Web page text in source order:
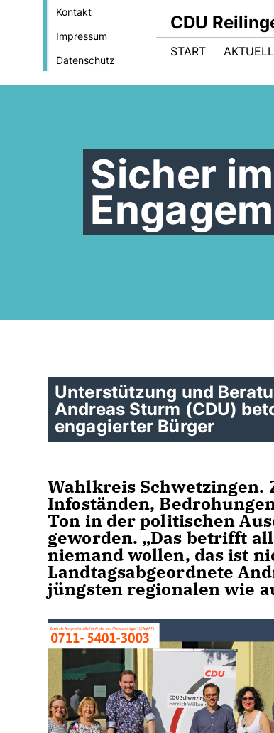
Kontakt
Impressum
Datenschutz
CDU
START
Sicher
Unterstützung und
Andreas Sturm (CDU)
engagierter Bürger
Wahlkreis Schwetzingen.
Infoständen,
Ton in der politischen
geworden. „Das betrifft
niemand wollen, das ist
Landtagsabgeordnete
jüngsten regionalen wie